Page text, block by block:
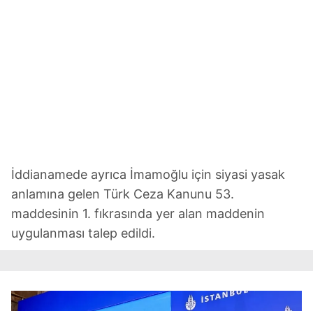
İddianamede ayrıca İmamoğlu için siyasi yasak
anlamına gelen Türk Ceza Kanunu 53.
maddesinin 1. fıkrasında yer alan maddenin
uygulanması talep edildi.